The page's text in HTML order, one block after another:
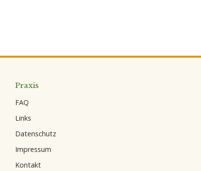
Praxis
FAQ
Links
Datenschutz
Impressum
Kontakt